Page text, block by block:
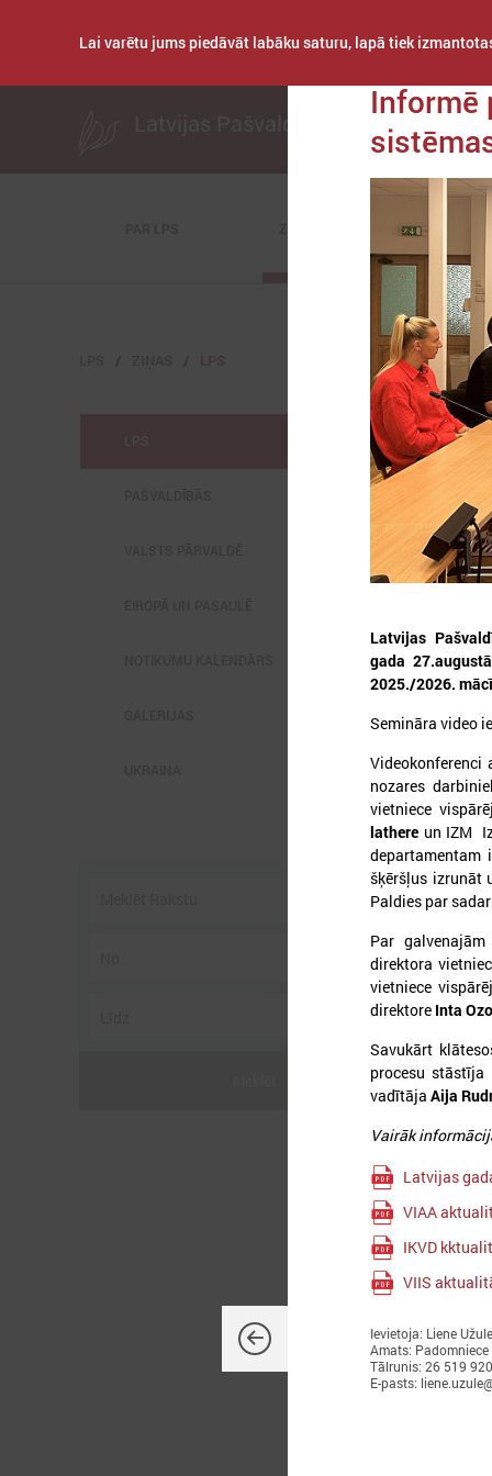
Lai varētu jums piedāvāt labāku saturu, lapā tiek
Latvijas Pašvaldību savienība
KOMITEJAS
Publicēts: 2025.
Informē
Latvijas
gada
2025./2026.
Semināra video
Videokonferenci
nozares
vietniece
lathere un IZM
šķēršļus izrunāt
Paldies par
Par
direktora
vietniece
direktore Inta
Savukārt
procesu stāstīja
vadītāja Aija
Vairāk
Latvijas
VIAA
IKVD
VIIS
Ievietoja: Liene Užule
Amats: Padomniece
Tālrunis: 26 519 920
E-pasts: